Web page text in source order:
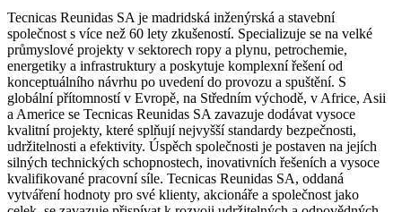
Tecnicas Reunidas SA je madridská inženýrská a stavební
společnost s více než 60 lety zkušeností. Specializuje se na velké
průmyslové projekty v sektorech ropy a plynu, petrochemie,
energetiky a infrastruktury a poskytuje komplexní řešení od
konceptuálního návrhu po uvedení do provozu a spuštění. S
globální přítomností v Evropě, na Středním východě, v Africe, Asii
a Americe se Tecnicas Reunidas SA zavazuje dodávat vysoce
kvalitní projekty, které splňují nejvyšší standardy bezpečnosti,
udržitelnosti a efektivity. Úspěch společnosti je postaven na jejích
silných technických schopnostech, inovativních řešeních a vysoce
kvalifikované pracovní síle. Tecnicas Reunidas SA, oddaná
vytváření hodnoty pro své klienty, akcionáře a společnost jako